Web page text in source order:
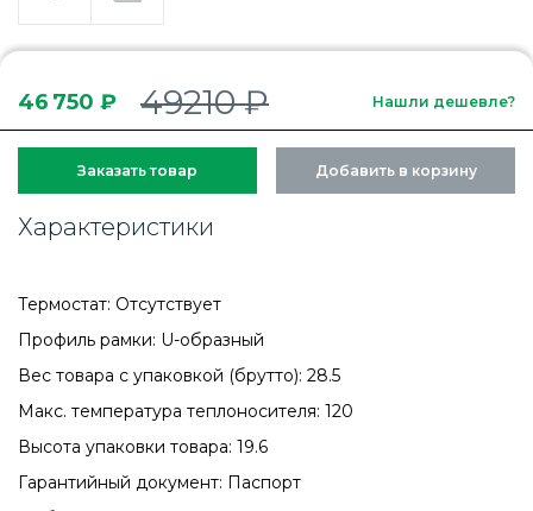
46 750 ₽ 49210 ₽ Нашли дешевле?
Заказать товар Добавить в корзину
Характеристики
Термостат: Отсутствует
Профиль рамки: U-образный
Вес товара с упаковкой (брутто): 28.5
Макс. температура теплоносителя: 120
Высота упаковки товара: 19.6
Гарантийный документ: Паспорт